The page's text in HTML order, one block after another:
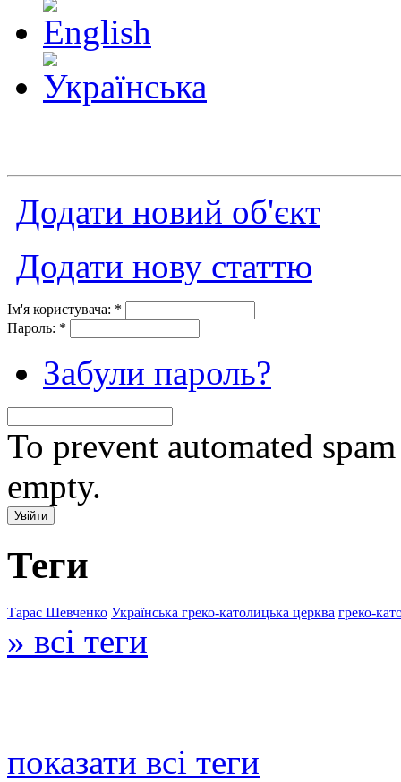
Додати новий об'єкт
Додати нову статтю
Ім'я користувача: *
Пароль: *
Забули пароль?
To prevent automated
empty.
Теги
Тарас Шевченко Українська греко-католицька церква греко-
» всі теги
показати всі теги